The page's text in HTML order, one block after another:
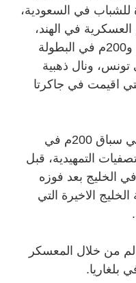
للشباب في السعودية،
في الهند،
والمركز الاول في سباقي 100م و200م في البطولة
تونس، ونال ذهبية
اقيمت في جاكرتا
وفي فئة الكبار شارك السالفة في سباق 200م في
وخرج من التصفيات التمهيدية، قبل
الخليج بعد فوزه
في بطولة الخليج الاخيرة التي
من خلال المعسكر